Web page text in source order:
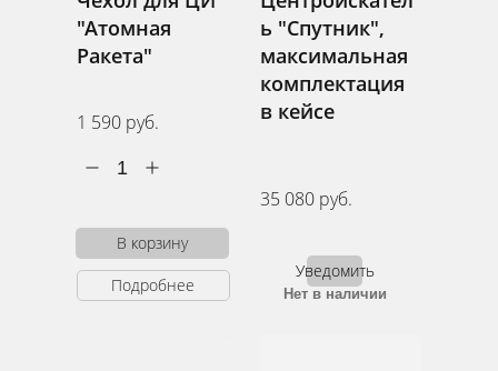
"Атомная
Ракета"
1 590 руб.
1
В корзину
Подробнее
ь "Спутник",
максимальная
комплектация
в кейсе
35 080 руб.
Уведомить
Нет в наличии